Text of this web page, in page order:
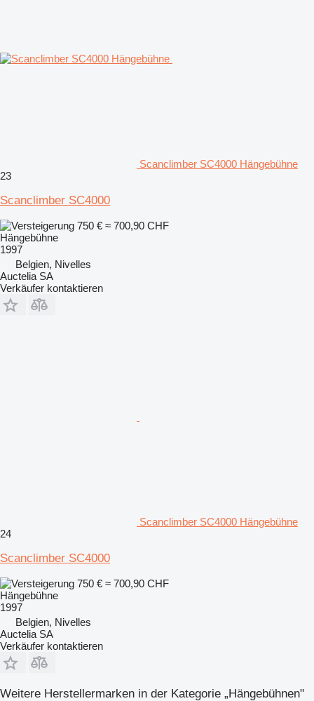
Scanclimber SC4000 Hängebühne
23
Scanclimber SC4000
750 € ≈ 700,90 CHF
Hängebühne
1997
Belgien, Nivelles
Auctelia SA
Verkäufer kontaktieren
Scanclimber SC4000 Hängebühne
24
Scanclimber SC4000
750 € ≈ 700,90 CHF
Hängebühne
1997
Belgien, Nivelles
Auctelia SA
Verkäufer kontaktieren
Weitere Herstellermarken in der Kategorie „Hängebühnen"